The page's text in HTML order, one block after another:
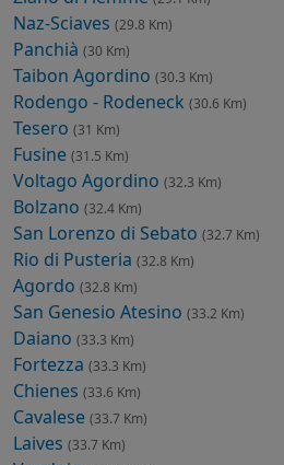
Naz-Sciaves (29.8 Km)
Panchià (30 Km)
Taibon Agordino (30.3 Km)
Rodengo - Rodeneck (30.6 Km)
Tesero (31 Km)
Fusine (31.5 Km)
Voltago Agordino (32.3 Km)
Bolzano (32.4 Km)
San Lorenzo di Sebato (32.7 Km)
Rio di Pusteria (32.8 Km)
Agordo (32.8 Km)
San Genesio Atesino (33.2 Km)
Daiano (33.3 Km)
Fortezza (33.3 Km)
Chienes (33.6 Km)
Cavalese (33.7 Km)
Laives (33.7 Km)